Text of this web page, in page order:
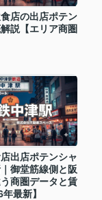
店の出店ポテン
説【エリア商圏
出店ポテンシャ
御堂筋線側と阪
商圏データと賃
最新】